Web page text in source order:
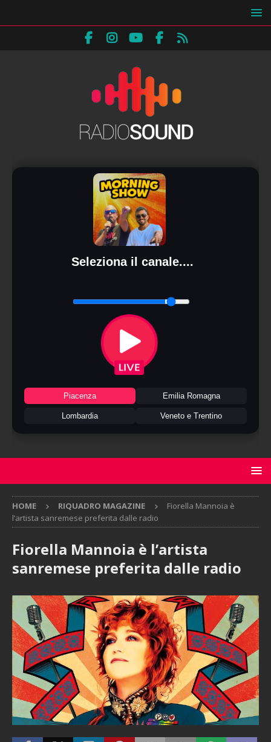
Seleziona il canale....
Piacenza Emilia Romagna
Lombardia Veneto e Trentino
HOME RIQUADRO MAGAZINE
Fiorella Mannoia è
l’artista sanremese preferita dalle radio
Fiorella Mannoia è l’artista
sanremese preferita dalle radio